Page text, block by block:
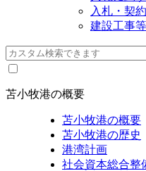
入札・契
建設工事
苫小牧港の概要
苫小牧港の概要
苫小牧港の歴史
港湾計画
社会資本総合整